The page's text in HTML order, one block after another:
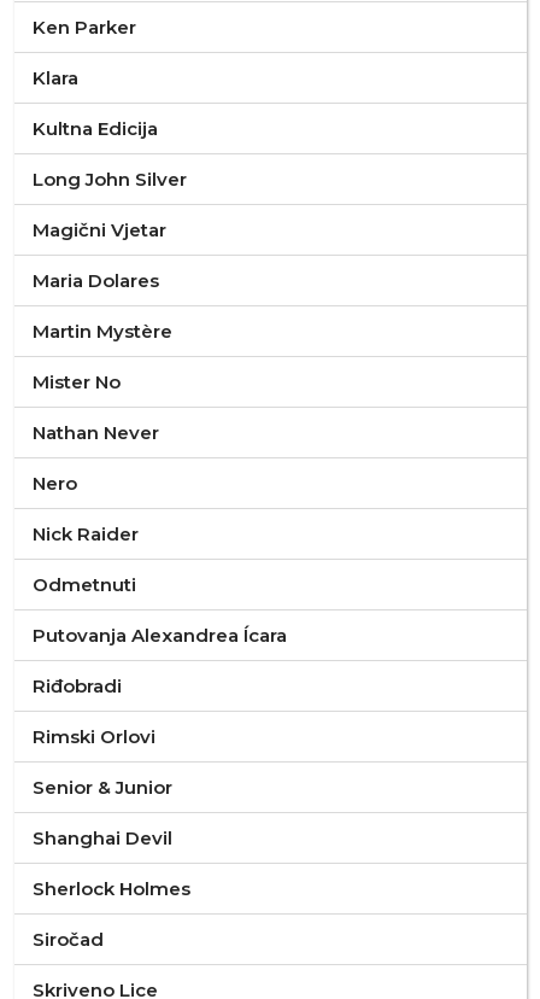
Ken Parker
Klara
Kultna Edicija
Long John Silver
Magični Vjetar
Maria Dolares
Martin Mystère
Mister No
Nathan Never
Nero
Nick Raider
Odmetnuti
Putovanja Alexandrea Ícara
Riđobradi
Rimski Orlovi
Senior & Junior
Shanghai Devil
Sherlock Holmes
Siročad
Skriveno Lice